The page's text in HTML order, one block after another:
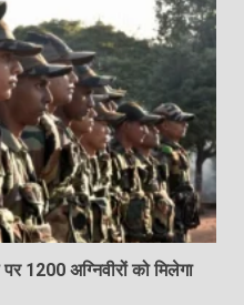
1200 अग्निवीरों को मिलेगा